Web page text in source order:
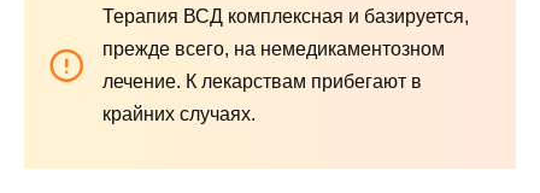
Терапия ВСД комплексная и базируется,
прежде всего, на немедикаментозном
лечение. К лекарствам прибегают в
крайних случаях.